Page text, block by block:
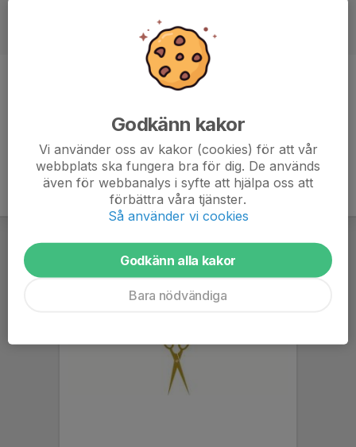
Tränare
Godkänn kakor
Vi använder oss av kakor (cookies) för att vår
webbplats ska fungera bra för dig. De används
även för webbanalys i syfte att hjälpa oss att
förbättra våra tjänster.
Så använder vi cookies
Godkänn alla kakor
Bara nödvändiga